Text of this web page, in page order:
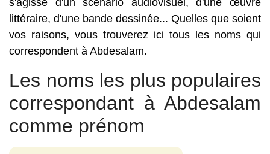
s'agisse d'un scénario audiovisuel, d'une œuvre
littéraire, d'une bande dessinée... Quelles que soient
vos raisons, vous trouverez ici tous les noms qui
correspondent à Abdesalam.
Les noms les plus populaires
correspondant à Abdesalam
comme prénom